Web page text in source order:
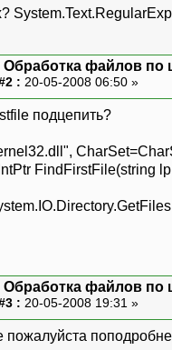
Обработка файлов по
: 20-05-2008 06:50 »
подцепить?
FindFirstFile(string
Обработка файлов по
: 20-05-2008 19:31 »
пожалуйста